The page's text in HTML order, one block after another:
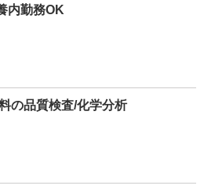
内勤務OK
の品質検査/化学分析